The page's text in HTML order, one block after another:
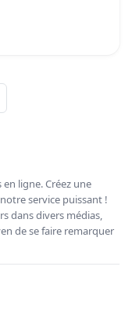
ligne. Créez une
service puissant !
dans divers médias,
de se faire remarquer